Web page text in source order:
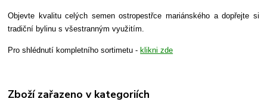
Objevte kvalitu celých semen ostropestřce mariánského a dopřejte si
tradiční bylinu s všestranným využitím.
Pro shlédnutí kompletního sortimetu - klikni zde
Zboží zařazeno v kategoriích